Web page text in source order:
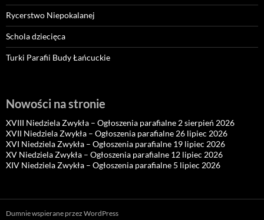
Rycerstwo Niepokalanej
Schola dziecięca
Turki Parafii Budy Łańcuckie
Nowości na stronie
XVIII Niedziela Zwykła – Ogłoszenia parafialne 2 sierpień 2026
XVII Niedziela Zwykła – Ogłoszenia parafialne 26 lipiec 2026
XVI Niedziela Zwykła – Ogłoszenia parafialne 19 lipiec 2026
XV Niedziela Zwykła – Ogłoszenia parafialne 12 lipiec 2026
XIV Niedziela Zwykła – Ogłoszenia parafialne 5 lipiec 2026
Dumnie wspierane przez WordPress